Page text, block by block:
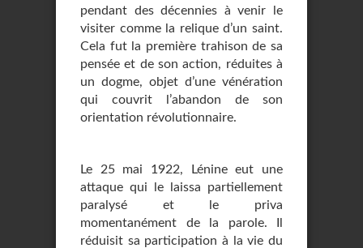
pendant des décennies à venir le
visiter comme la relique d’un saint.
Cela fut la première trahison de sa
pensée et de son action, réduites à
un dogme, objet d’une vénération
qui couvrit l’abandon de son
orientation révolutionnaire.
Le 25 mai 1922, Lénine eut une
attaque qui le laissa partiellement
paralysé et le priva
momentanément de la parole. Il
réduisit sa participation à la vie du